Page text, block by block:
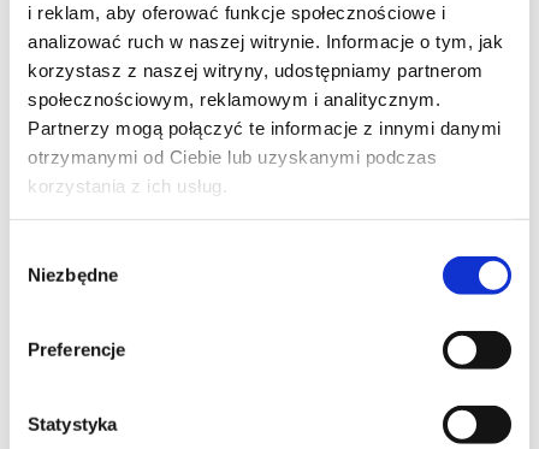
i reklam, aby oferować funkcje społecznościowe i
analizować ruch w naszej witrynie. Informacje o tym, jak
korzystasz z naszej witryny, udostępniamy partnerom
społecznościowym, reklamowym i analitycznym.
Partnerzy mogą połączyć te informacje z innymi danymi
otrzymanymi od Ciebie lub uzyskanymi podczas
korzystania z ich usług.
zgody
Niezbędne
Preferencje
Statystyka